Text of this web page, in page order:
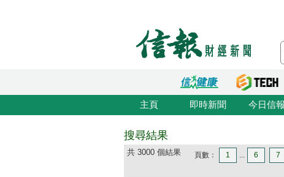
主頁 即時新聞 今日信報
搜尋結果
共 3000 個結果 頁數： 1 ... 6 7